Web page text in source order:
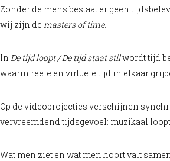
Zonder de mens bestaat er geen
wij zijn de masters of time.
In De tijd loopt / De tijd staat stilwordt tijd
waarin reële en virtuele tijd in elkaar
Op de videoprojecties verschijnen
vervreemdend tijdsgevoel: muzikaal
Wat men ziet en wat men hoort valt